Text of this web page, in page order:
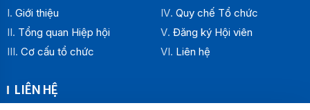
Giới thiệu
Tổng quan Hiệp hội
Cơ cấu tổ chức
Quy chế Tổ chức
Đăng ký Hội viên
Liên hệ
LIÊN HỆ